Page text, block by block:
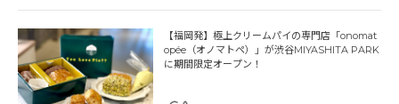
【福岡発】極上クリームパイの専門店「onomat
opée（オノマトペ）」が渋谷MIYASHITA PARK
に期間限定オープン！